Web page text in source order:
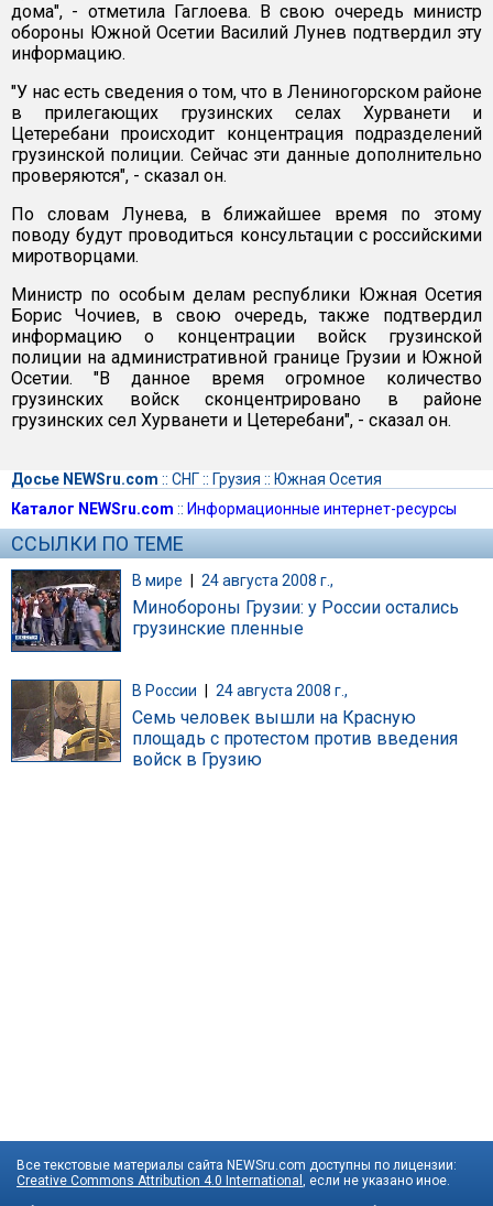
дома", - отметила Гаглоева. В свою очередь министр
обороны Южной Осетии Василий Лунев подтвердил эту
информацию.
"У нас есть сведения о том, что в Лениногорском районе
в прилегающих грузинских селах Хурванети и
Цетеребани происходит концентрация подразделений
грузинской полиции. Сейчас эти данные дополнительно
проверяются", - сказал он.
По словам Лунева, в ближайшее время по этому
поводу будут проводиться консультации с российскими
миротворцами.
Министр по особым делам республики Южная Осетия
Борис Чочиев, в свою очередь, также подтвердил
информацию о концентрации войск грузинской
полиции на административной границе Грузии и Южной
Осетии. "В данное время огромное количество
грузинских войск сконцентрировано в районе
грузинских сел Хурванети и Цетеребани", - сказал он.
Досье NEWSru.com :: СНГ:: Грузия :: Южная Осетия
Каталог NEWSru.com :: Информационные интернет-ресурсы
ССЫЛКИ ПО ТЕМЕ
В мире | 24 августа 2008 г.,
Минобороны Грузии: у России остались
грузинские пленные
В России 24 августа 2008 г.,
Семь человек вышли на Красную
площадь с протестом против введения
войск в Грузию
Все текстовые материалы сайта NEWSru.com доступны по лицензии:
Creative Commons Attribution 4.0 International , если не указано иное.